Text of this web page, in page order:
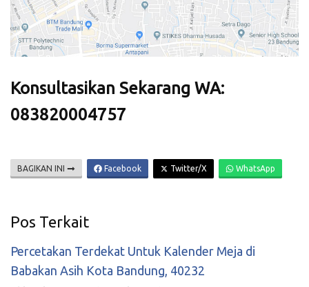
Konsultasikan Sekarang WA:
083820004757
BAGIKAN INI Facebook Twitter/X WhatsApp
Pos Terkait
Percetakan Terdekat Untuk Kalender Meja di
Babakan Asih Kota Bandung, 40232